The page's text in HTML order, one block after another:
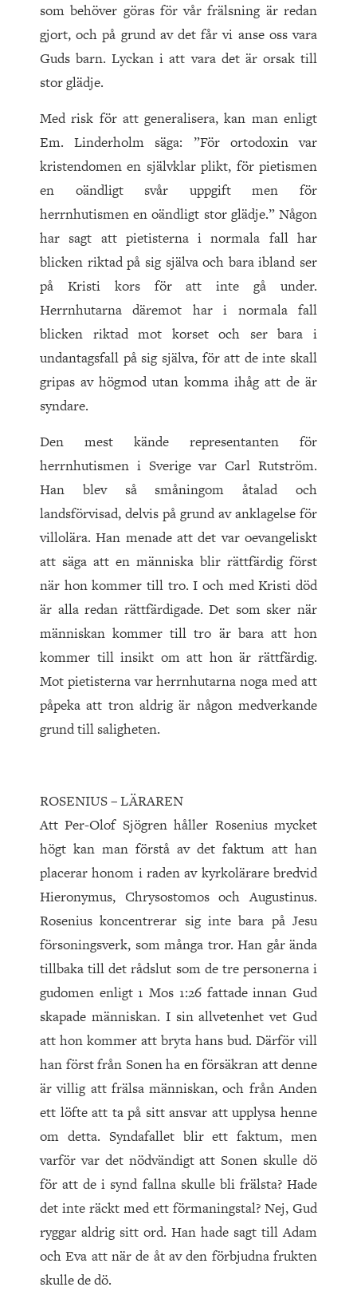
som behöver göras för vår frälsning är redan
gjort, och på grund av det får vi anse oss vara
Guds barn. Lyckan i att vara det är orsak till
stor glädje.
Med risk för att generalisera, kan man enligt
Em. Linderholm säga: ”För ortodoxin var
kristendomen en självklar plikt, för pietismen
en oändligt svår uppgift men för
herrnhutismen en oändligt stor glädje.” Någon
har sagt att pietisterna i normala fall har
blicken riktad på sig själva och bara ibland ser
på Kristi kors för att inte gå under.
Herrnhutarna däremot har i normala fall
blicken riktad mot korset och ser bara i
undantagsfall på sig själva, för att de inte skall
gripas av högmod utan komma ihåg att de är
syndare.
Den mest kände representanten för
herrnhutismen i Sverige var Carl Rutström.
Han blev så småningom åtalad och
landsförvisad, delvis på grund av anklagelse för
villolära. Han menade att det var oevangeliskt
att säga att en människa blir rättfärdig först
när hon kommer till tro. I och med Kristi död
är alla redan rättfärdigade. Det som sker när
människan kommer till tro är bara att hon
kommer till insikt om att hon är rättfärdig.
Mot pietisterna var herrnhutarna noga med att
påpeka att tron aldrig är någon medverkande
grund till saligheten.
ROSENIUS – LÄRAREN
Att Per-Olof Sjögren håller Rosenius mycket
högt kan man förstå av det faktum att han
placerar honom i raden av kyrkolärare bredvid
Hieronymus, Chrysostomos och Augustinus.
Rosenius koncentrerar sig inte bara på Jesu
försoningsverk, som många tror. Han går ända
tillbaka till det rådslut som de tre personerna i
gudomen enligt 1 Mos 1:26 fattade innan Gud
skapade människan. I sin allvetenhet vet Gud
att hon kommer att bryta hans bud. Därför vill
han först från Sonen ha en försäkran att denne
är villig att frälsa människan, och från Anden
ett löfte att ta på sitt ansvar att upplysa henne
om detta. Syndafallet blir ett faktum, men
varför var det nödvändigt att Sonen skulle dö
för att de i synd fallna skulle bli frälsta? Hade
det inte räckt med ett förmaningstal? Nej, Gud
ryggar aldrig sitt ord. Han hade sagt till Adam
och Eva att när de åt av den förbjudna frukten
skulle de dö.